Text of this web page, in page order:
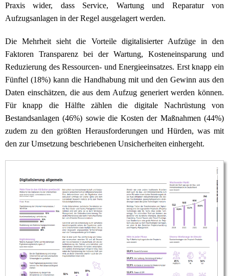
Praxis wider, dass Service, Wartung und Reparatur von
Aufzugsanlagen in der Regel ausgelagert werden.
Die Mehrheit sieht die Vorteile digitalisierter Aufzüge in den
Faktoren Transparenz bei der Wartung, Kosteneinsparung und
Reduzierung des Ressourcen- und Energieeinsatzes. Erst knapp ein
Fünftel (18%) kann die Handhabung mit und den Gewinn aus den
Daten einschätzen, die aus dem Aufzug generiert werden können.
Für knapp die Hälfte zählen die digitale Nachrüstung von
Bestandsanlagen (46%) sowie die Kosten der Maßnahmen (44%)
zudem zu den größten Herausforderungen und Hürden, was mit
den zur Umsetzung beschriebenen Unsicherheiten einhergeht.